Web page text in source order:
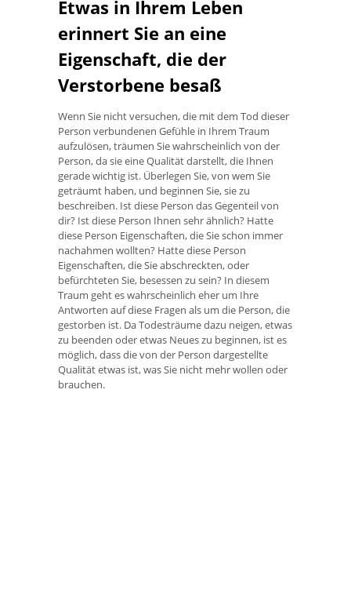
Etwas in Ihrem Leben
erinnert Sie an eine
Eigenschaft, die der
Verstorbene besaß
Wenn Sie nicht versuchen, die mit dem Tod dieser
Person verbundenen Gefühle in Ihrem Traum
aufzulösen, träumen Sie wahrscheinlich von der
Person, da sie eine Qualität darstellt, die Ihnen
gerade wichtig ist. Überlegen Sie, von wem Sie
geträumt haben, und beginnen Sie, sie zu
beschreiben. Ist diese Person das Gegenteil von
dir? Ist diese Person Ihnen sehr ähnlich? Hatte
diese Person Eigenschaften, die Sie schon immer
nachahmen wollten? Hatte diese Person
Eigenschaften, die Sie abschreckten, oder
befürchteten Sie, besessen zu sein? In diesem
Traum geht es wahrscheinlich eher um Ihre
Antworten auf diese Fragen als um die Person, die
gestorben ist. Da Todesträume dazu neigen, etwas
zu beenden oder etwas Neues zu beginnen, ist es
möglich, dass die von der Person dargestellte
Qualität etwas ist, was Sie nicht mehr wollen oder
brauchen.